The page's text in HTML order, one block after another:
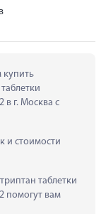
купить
г. Москва с
и стоимости
таблетки
помогут вам